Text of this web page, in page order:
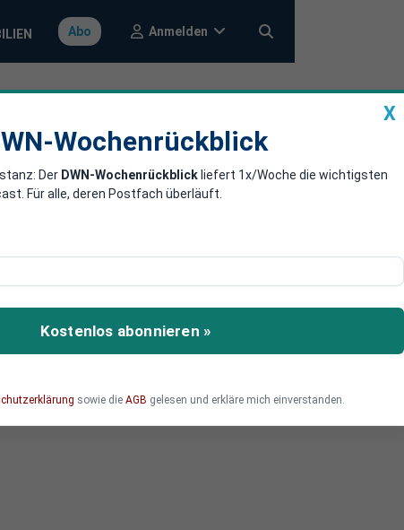
Abo Anmelden
drängt auf
an und wirbt bei
Macron damit
X
Wochenrückblick
Der DWN-Wochenrückblick liefert 1x/Woche die wichtigsten
Für alle, deren Postfach überläuft.
Kostenlos abonnieren »
sowie die AGB gelesen und erkläre mich einverstanden.